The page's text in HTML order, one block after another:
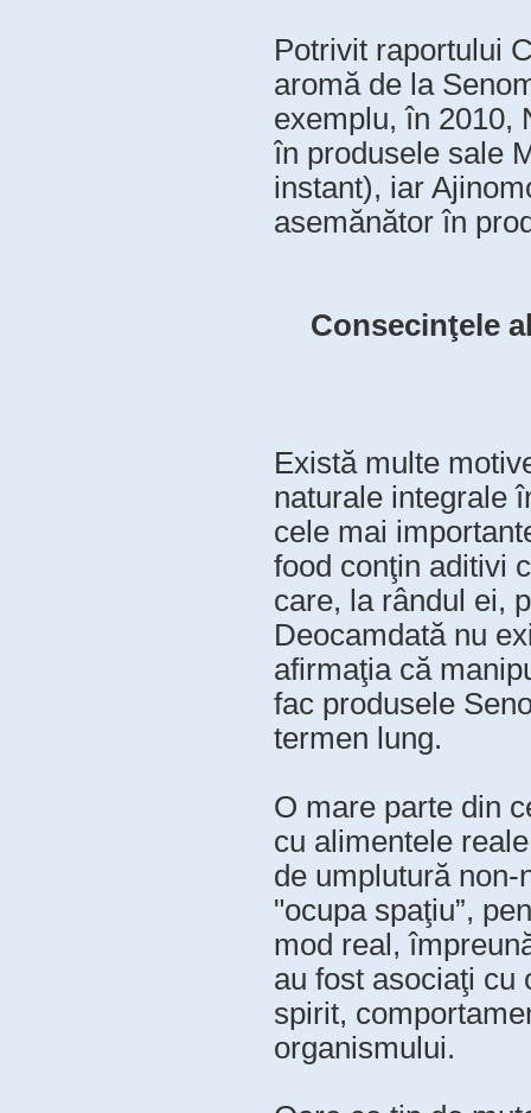
Potrivit raportului
aromă de la
exemplu, în 2010,
în produsele sale
instant), iar
asemănător în
Consecinţele
Există multe
naturale integrale
cele mai
food conţin aditivi
care, la rândul ei,
Deocamdată nu
afirmaţia că
fac produsele
termen lung.
O mare parte din
cu alimentele
de umplutură
"ocupa spaţiu”,
mod real,
au fost asociaţi cu
spirit,
organismului.